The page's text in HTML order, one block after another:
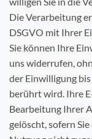
Die Verarbeitung
DSGVO mit Ihrer
Sie können Ihre
uns widerrufen,
der Einwilligung
berührt wird. Ihre
Bearbeitung Ihrer
gelöscht, sofern